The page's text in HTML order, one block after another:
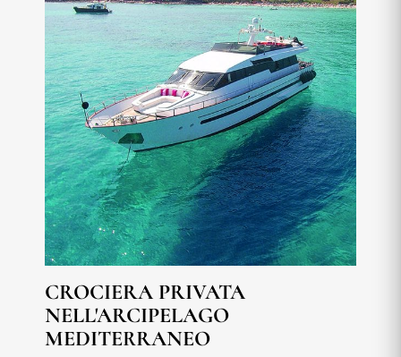
CROCIERA PRIVATA
NELL'ARCIPELAGO
MEDITERRANEO